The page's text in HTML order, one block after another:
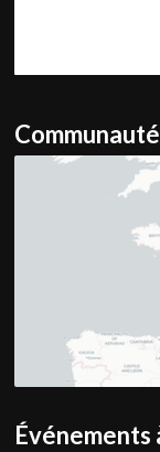
Communauté
Événements